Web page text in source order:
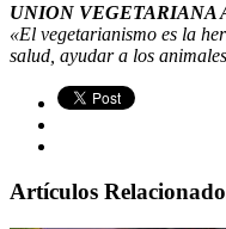
UNION VEGETARIANA
«El vegetarianismo es la
salud, ayudar a los
Artículos